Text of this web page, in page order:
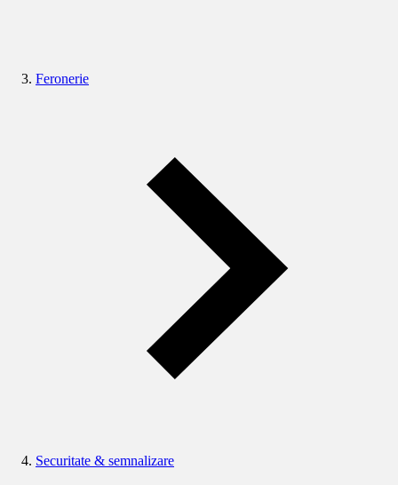
Feronerie
Securitate & semnalizare